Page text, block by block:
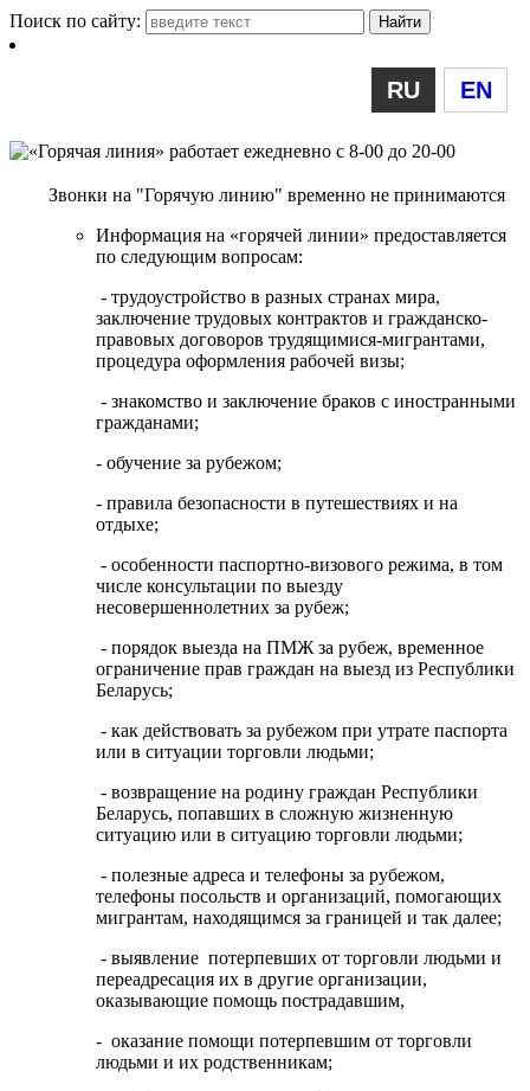
Поиск по сайту:
RU EN
Звонки на "Горячую линию" временно не принимаются
Информация на «горячей линии» предоставляется
по следующим вопросам:
- трудоустройство в разных странах мира,
заключение трудовых контрактов и гражданско-
правовых договоров трудящимися-мигрантами,
процедура оформления рабочей визы;
- знакомство и заключение браков с иностранными
гражданами;
- обучение за рубежом;
- правила безопасности в путешествиях и на
отдыхе;
- особенности паспортно-визового режима, в том
числе консультации по выезду
несовершеннолетних за рубеж;
- порядок выезда на ПМЖ за рубеж, временное
ограничение прав граждан на выезд из Республики
Беларусь;
- как действовать за рубежом при утрате паспорта
или в ситуации торговли людьми;
- возвращение на родину граждан Республики
Беларусь, попавших в сложную жизненную
ситуацию или в ситуацию торговли людьми;
- полезные адреса и телефоны за рубежом,
телефоны посольств и организаций, помогающих
мигрантам, находящимся за границей и так далее;
- выявление потерпевших от торговли людьми и
переадресация их в другие организации,
оказывающие помощь пострадавшим,
- оказание помощи потерпевшим от торговли
людьми и их родственникам;